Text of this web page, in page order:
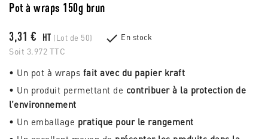
Pot à wraps 150g brun
3,31 € HT (Lot de 50)
Soit 3.972 TTC
 En stock
• Un pot à wraps fait avec du papier kraft
• Un produit permettant de contribuer à la protection de
l’environnement
• Un emballage pratique pour le rangement